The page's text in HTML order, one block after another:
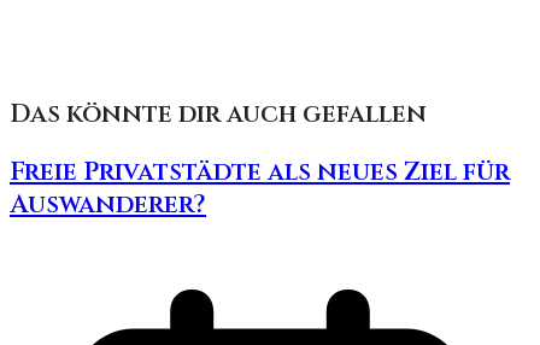
Das könnte dir auch gefallen
Freie Privatstädte als neues Ziel für
Auswanderer?